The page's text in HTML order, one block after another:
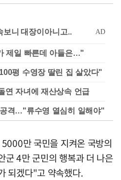
제일 빠른데 아들은…"
평 수영장 딸린 집 살았다"
자녀에 재산상속 언급
격…"류수영 열심히 일해야"
만 국민을 지켜온 국방의
군 4만 군민의 행복과 더 나은
되겠다"고 약속했다.